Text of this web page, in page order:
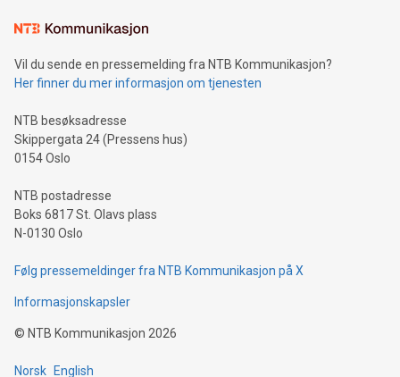
Vil du sende en pressemelding fra NTB Kommunikasjon?
Her finner du mer informasjon om tjenesten
NTB besøksadresse
Skippergata 24 (Pressens hus)
0154 Oslo
NTB postadresse
Boks 6817 St. Olavs plass
N-0130 Oslo
Følg pressemeldinger fra NTB Kommunikasjon på X
Informasjonskapsler
© NTB Kommunikasjon 2026
Norsk English